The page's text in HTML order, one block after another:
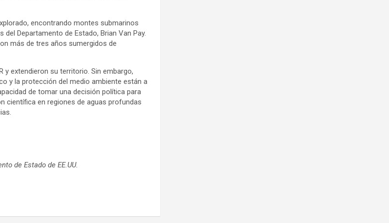
encontrando montes submarinos
Departamento de Estado, Brian Van Pay.
más de tres años sumergidos de
y extendieron su territorio. Sin embargo,
y la protección del medio ambiente están a
de tomar una decisión política para
científica en regiones de aguas profundas
de Estado de EE.UU.